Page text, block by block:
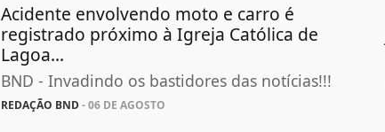
Acidente envolvendo moto e carro é
registrado próximo à Igreja Católica de
Lagoa...
BND - Invadindo os bastidores das notícias!!!
REDAÇÃO BND- 06 DE AGOSTO